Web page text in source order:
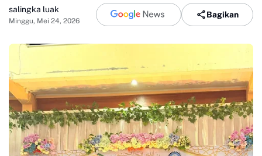
salingka luak
Minggu, Mei 24, 2026
Bagikan